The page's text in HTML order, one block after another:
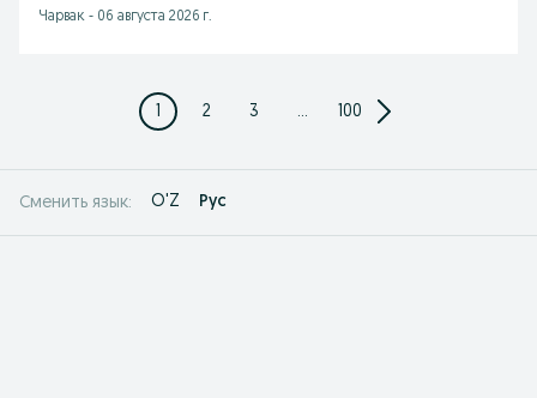
Чарвак - 06 августа 2026 г.
1 2 3 ... 100
Сменить язык: O'Z Рус